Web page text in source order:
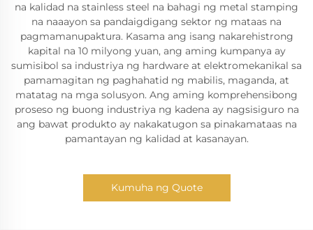
na kalidad na stainless steel na bahagi ng metal stamping
na naaayon sa pandaigdigang sektor ng mataas na
pagmamanupaktura. Kasama ang isang nakarehistrong
kapital na 10 milyong yuan, ang aming kumpanya ay
sumisibol sa industriya ng hardware at elektromekanikal sa
pamamagitan ng paghahatid ng mabilis, maganda, at
matatag na mga solusyon. Ang aming komprehensibong
proseso ng buong industriya ng kadena ay nagsisiguro na
ang bawat produkto ay nakakatugon sa pinakamataas na
pamantayan ng kalidad at kasanayan.
Kumuha ng Quote